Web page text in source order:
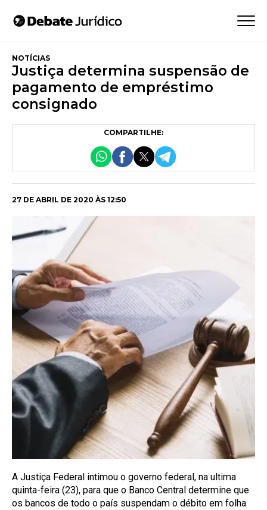
NOTÍCIAS
Justiça determina suspensão de
pagamento de empréstimo
consignado
COMPARTILHE:
27 DE ABRIL DE 2020 ÀS 12:50
A Justiça Federal intimou o governo federal, na ultima
quinta-feira (23), para que o Banco Central determine que
os bancos de todo o país suspendam o débito em folha